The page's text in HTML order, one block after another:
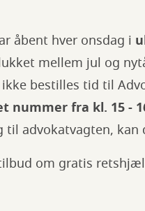
åbent hver onsdag i
mellem jul og
ikke bestilles tid til
nummer fra kl. 15 -
til advokatvagten,
om gratis